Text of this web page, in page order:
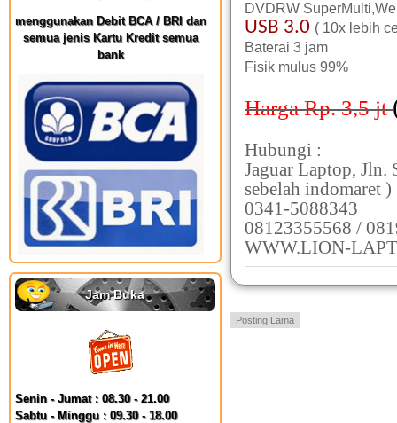
menggunakan Debit BCA / BRI dan
semua jenis Kartu Kredit semua
bank
Jam Buka
Senin - Jumat : 08.30 - 21.00
Sabtu - Minggu : 09.30 - 18.00
DVDRW
USB 3.0 ( 10x lebih
Baterai 3 jam
Fisik mulus 99%
Harga Rp. 3,5jt
Hubungi :
Jaguar Laptop, Jln.
sebelah indomaret )
0341-5088343
08123355568 /
WWW.LION-
Posting Lama